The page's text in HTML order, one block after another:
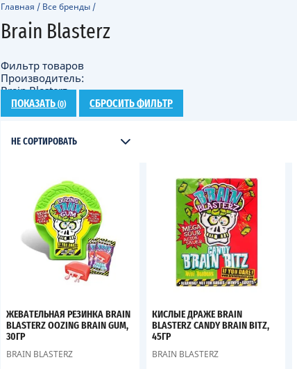
Главная / Все бренды /
Brain Blasterz
Фильтр товаров
Производитель:
Brain Blasterz
ПОКАЗАТЬ (0) СБРОСИТЬ ФИЛЬТР
НЕ СОРТИРОВАТЬ
ЖЕВАТЕЛЬНАЯ РЕЗИНКА BRAIN
BLASTERZ OOZING BRAIN GUM,
30ГР
BRAIN BLASTERZ
КИСЛЫЕ ДРАЖЕ BRAIN
BLASTERZ CANDY BRAIN BITZ,
45ГР
BRAIN BLASTERZ